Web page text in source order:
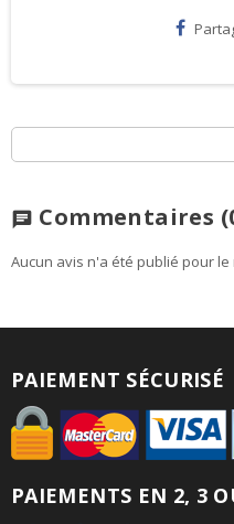
chat Commentaires
Aucun avis n'a été publié pour le
PAIEMENT SÉCURISÉ
PAIEMENTS EN 2, 3